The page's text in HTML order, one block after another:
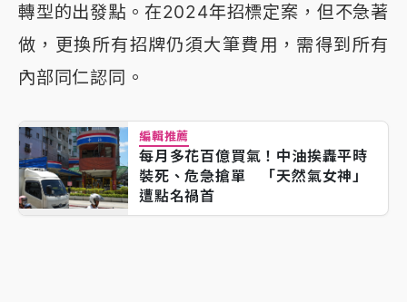
轉型的出發點。在2024年招標定案，但不急著
做，更換所有招牌仍須大筆費用，需得到所有
內部同仁認同。
編輯推薦
每月多花百億買氣！中油挨轟平時
裝死、危急搶單 「天然氣女神」
遭點名禍首